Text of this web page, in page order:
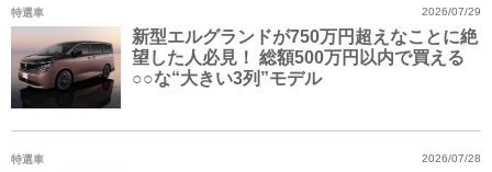
特選車
新型エルグランドが750万円超えなことに絶
望した人必見！ 総額500万円以内で買える
○○な“大きい3列”モデル
2026/07/29
特選車 2026/07/28